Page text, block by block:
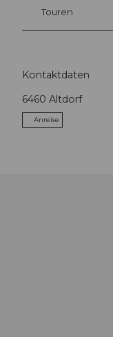
Touren
Kontaktdaten
6460 Altdorf
Anreise